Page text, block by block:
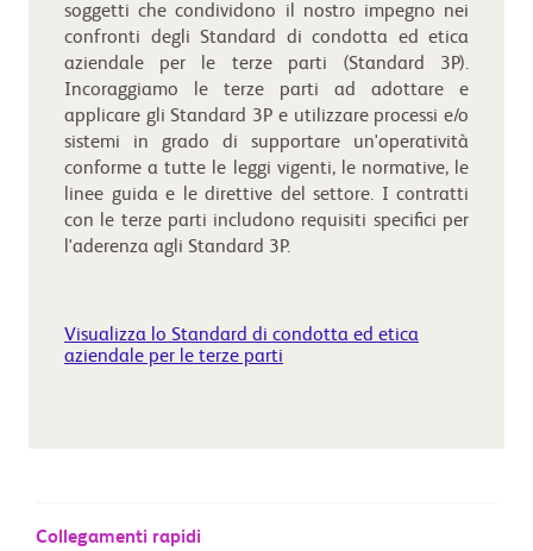
soggetti che condividono il nostro impegno nei
confronti degli Standard di condotta ed etica
aziendale per le terze parti (Standard 3P).
Incoraggiamo le terze parti ad adottare e
applicare gli Standard 3P e utilizzare processi e/o
sistemi in grado di supportare un'operatività
conforme a tutte le leggi vigenti, le normative, le
linee guida e le direttive del settore. I contratti
con le terze parti includono requisiti specifici per
l'aderenza agli Standard 3P.
Visualizza lo Standard di condotta ed etica
aziendale per le terze parti
Collegamenti rapidi